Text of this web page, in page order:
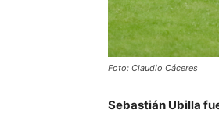
Foto: Claudio Cáceres
Sebastián Ubilla